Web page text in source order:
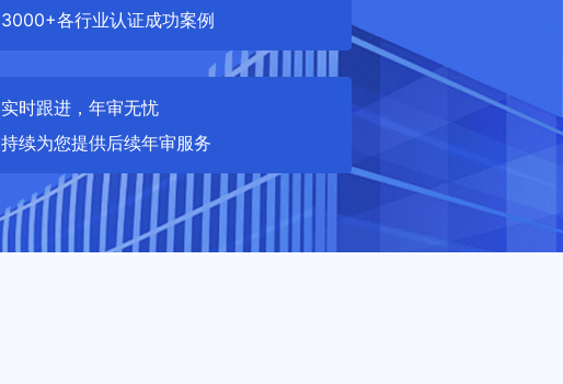
3000+各行业认证成功案例
实时跟进，年审无忧
持续为您提供后续年审服务